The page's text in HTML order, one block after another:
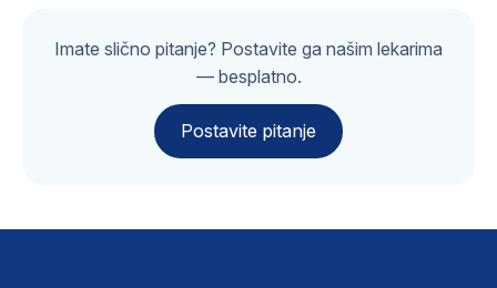
Imate slično pitanje? Postavite ga našim lekarima
— besplatno.
Postavite pitanje